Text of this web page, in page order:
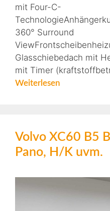
mit Four-C-
360° Surround
Glasschiebedach mit
mit Timer
Weiterlesen
Volvo XC60 B5
Pano, H/K uvm.